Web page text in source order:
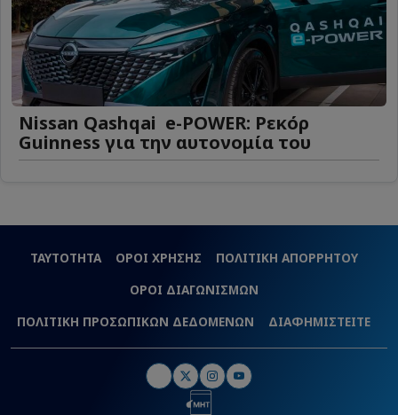
Nissan Qashqai e-POWER: Ρεκόρ
Guinness για την αυτονομία του
ΤΑΥΤΟΤΗΤΑ ΟΡΟΙ ΧΡΗΣΗΣ
ΠΟΛΙΤΙΚΗ ΑΠΟΡΡΗΤΟΥ
ΟΡΟΙ ΔΙΑΓΩΝΙΣΜΩΝ
ΠΟΛΙΤΙΚΗ ΠΡΟΣΩΠΙΚΩΝ ΔΕΔΟΜΕΝΩΝ
ΔΙΑΦΗΜΙΣΤΕΙΤΕ